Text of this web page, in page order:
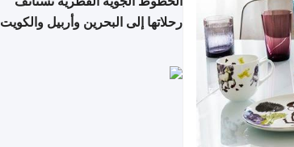
رحلاتها إلى البحرين وأربيل والكويت